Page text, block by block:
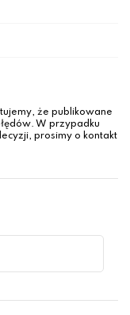
że publikowane
W przypadku
prosimy o kontakt